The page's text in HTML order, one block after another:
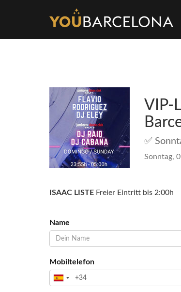
VIP-
✅
Sonntag,
ISAAC LISTE Freier Eintritt bis 2:00h
Name
Mobiltelefon